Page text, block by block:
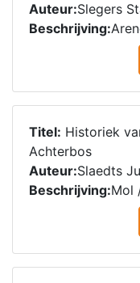
Auteur:Slegers
Beschrijving:
Titel: Historiek
Achterbos
Auteur:Slaedts
Beschrijving:Mol